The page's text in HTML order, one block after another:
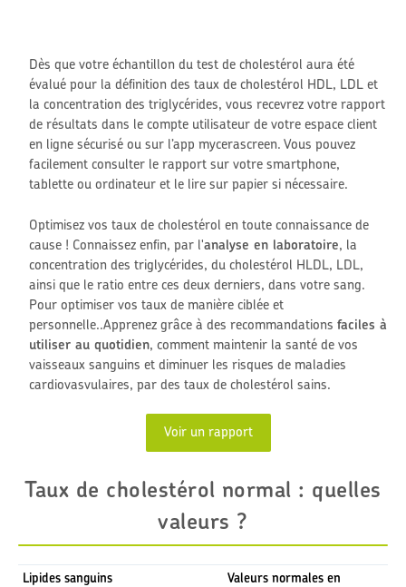
Dès que votre échantillon du test de cholestérol aura été
évalué pour la définition des taux de cholestérol HDL, LDL et
la concentration des triglycérides, vous recevrez votre rapport
de résultats dans le compte utilisateur de votre espace client
en ligne sécurisé ou sur l’app mycerascreen. Vous pouvez
facilement consulter le rapport sur votre smartphone,
tablette ou ordinateur et le lire sur papier si nécessaire.
Optimisez vos taux de cholestérol en toute connaissance de
cause ! Connaissez enfin, par l'analyse en laboratoire, la
concentration des triglycérides, du cholestérol HLDL, LDL,
ainsi que le ratio entre ces deux derniers, dans votre sang.
Pour optimiser vos taux de manière ciblée et
personnelle..Apprenez grâce à des recommandationsfaciles à
utiliser au quotidien,comment maintenir la santé de vos
vaisseaux sanguins et diminuer les risques de maladies
cardiovasvulaires, par des taux de cholestérol sains.
Voir un rapport
Taux de cholestérol normal : quelles
valeurs ?
Lipides sanguins
Valeurs normales en